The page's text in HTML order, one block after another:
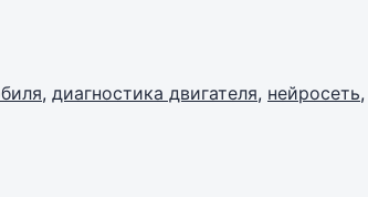
, диагностика двигателя, нейросеть,